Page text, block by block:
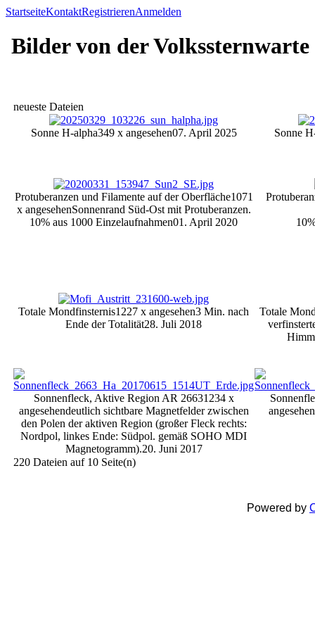
StartseiteKontaktRegistrierenAnmelden
Bilder von der Volkssternwarte
neueste Dateien
Sonne H-alpha349 x angesehen07. April 2025 Sonne
Protuberanzen und Filamente auf der Oberfläche1071
x angesehenSonnenrand Süd-Ost mit Protuberanzen.
10% aus 1000 Einzelaufnahmen01. April 2020
Totale Mondfinsternis1227 x angesehen3 Min. nach
Ende der Totalität28. Juli 2018
Totale
Sonnenfleck, Aktive Region AR 26631234 x
angesehendeutlich sichtbare Magnetfelder zwischen
den Polen der aktiven Region (großer Fleck rechts:
Nordpol, linkes Ende: Südpol. gemäß SOHO MDI
Magnetogramm).20. Juni 2017
angesehen
220 Dateien auf 10 Seite(n)
Powered by